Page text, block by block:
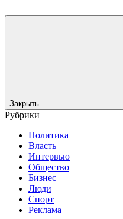
Закрыть
Рубрики
Политика
Власть
Интервью
Общество
Бизнес
Люди
Спорт
Реклама